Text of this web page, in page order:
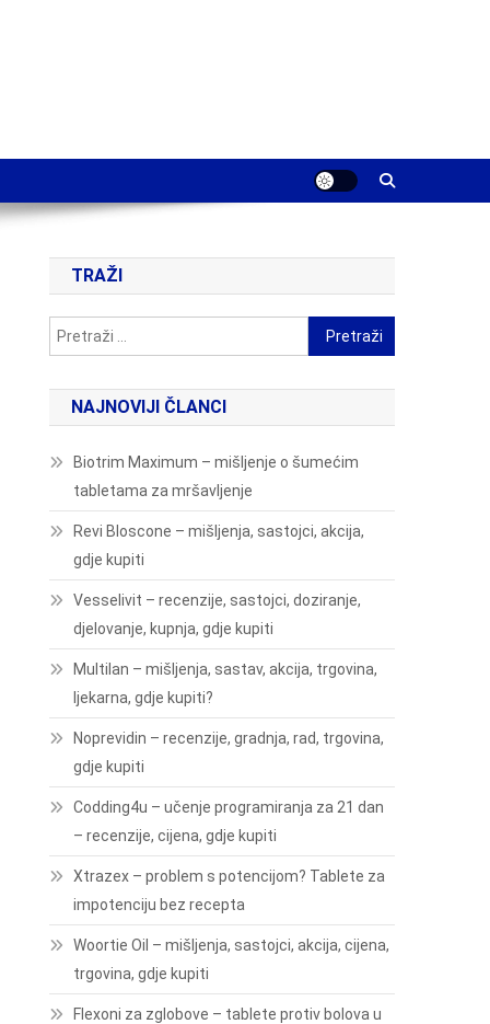
TRAŽI
Pretraži:
NAJNOVIJI ČLANCI
Biotrim Maximum – mišljenje o šumećim
tabletama za mršavljenje
Revi Bloscone – mišljenja, sastojci, akcija,
gdje kupiti
Vesselivit – recenzije, sastojci, doziranje,
djelovanje, kupnja, gdje kupiti
Multilan – mišljenja, sastav, akcija, trgovina,
ljekarna, gdje kupiti?
Noprevidin – recenzije, gradnja, rad, trgovina,
gdje kupiti
Codding4u – učenje programiranja za 21 dan
– recenzije, cijena, gdje kupiti
Xtrazex – problem s potencijom? Tablete za
impotenciju bez recepta
Woortie Oil – mišljenja, sastojci, akcija, cijena,
trgovina, gdje kupiti
Flexoni za zglobove – tablete protiv bolova u